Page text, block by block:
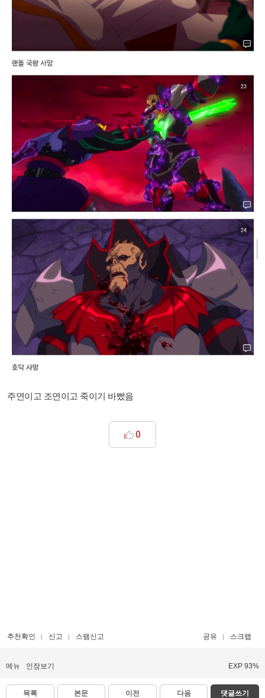
주연이고 조연이고 죽이기 바빴음
0
추천확인 신고 스팸신고 공유 스크랩
메뉴 인장보기 EXP 93%
목록 본문 이전 다음 댓글쓰기